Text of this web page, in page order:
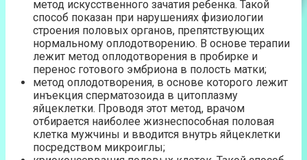
метод искусственного зачатия ребенка. Такой
способ показан при нарушениях физиологии
строения половых органов, препятствующих
нормальному оплодотворению. В основе терапии
лежит метод оплодотворения в пробирке и
перенос готового эмбриона в полость матки;
метод оплодотворения, в основе которого лежит
инъекция сперматозоида в цитоплазму
яйцеклетки. Проводя этот метод, врачом
отбирается наиболее жизнеспособная половая
клетка мужчины и вводится внутрь яйцеклетки
посредством микроиглы;